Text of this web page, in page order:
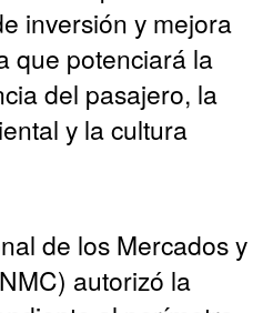
inversión y mejora
que potenciará la
del pasajero, la
y la cultura
de los Mercados y
autorizó la